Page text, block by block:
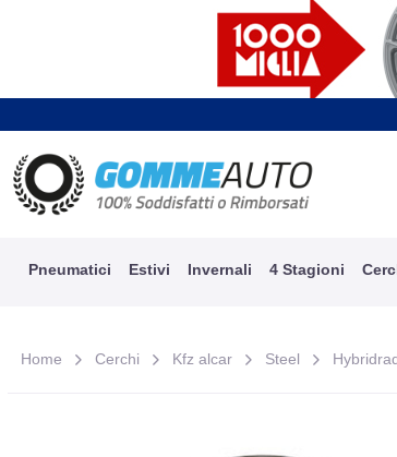
Pneumatici Estivi Invernali 4 Stagioni
Home Cerchi Kfz alcar Steel